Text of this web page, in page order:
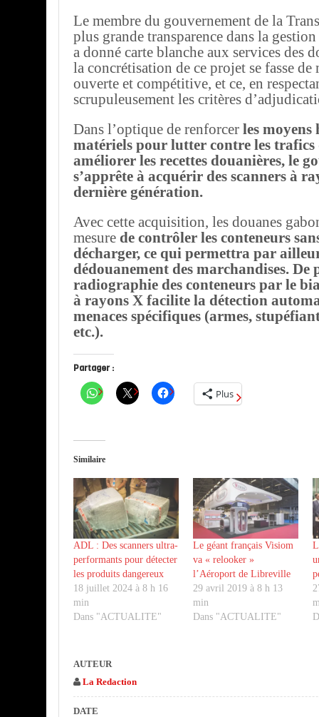
Le membre du gouvernement de la
plus grande transparence dans la
a donné carte blanche aux services des
la concrétisation de ce projet se fasse de
ouverte et compétitive, et ce, en
scrupuleusement les critères
Dans l’optique de renforcer les moyens
matériels pour lutter contre les trafics
améliorer les recettes douanières, le
s’apprête à acquérir des scanners à
dernière génération.
Avec cette acquisition, les douanes
mesure de contrôler les conteneurs
décharger, ce qui permettra par
dédouanement des marchandises. De
radiographie des conteneurs par le
à rayons X facilite la détection
menaces spécifiques (armes,
etc.).
Partager :
Plus
Similaire
ADL : Des scanners ultra-
performants pour détecter
les produits dangereux
18 juillet 2024 à 8 h 16
min
Dans "ACTUALITE"
Le géant français Visiom
va « relooker »
l’Aéroport de Libreville
29 avril 2019 à 8 h 13
min
Dans "ACTUALITE"
AUTEUR
La Redaction
DATE